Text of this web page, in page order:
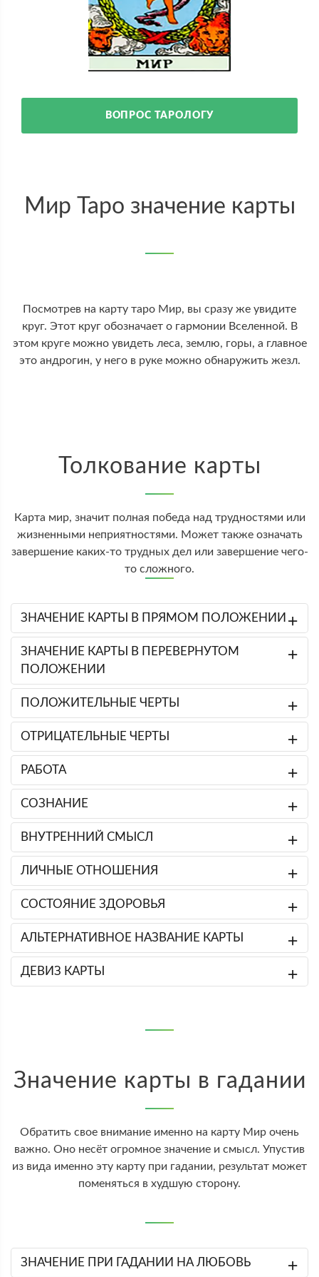
ВОПРОС ТАРОЛОГУ
Мир Таро значение карты
Посмотрев на карту таро Мир, вы сразу же увидите
круг. Этот круг обозначает о гармонии Вселенной. В
этом круге можно увидеть леса, землю, горы, а главное
это андрогин, у него в руке можно обнаружить жезл.
Толкование карты
Карта мир, значит полная победа над трудностями или
жизненными неприятностями. Может также означать
завершение каких-то трудных дел или завершение чего-
то сложного.
ЗНАЧЕНИЕ КАРТЫ В ПРЯМОМ ПОЛОЖЕНИИ
ЗНАЧЕНИЕ КАРТЫ В ПЕРЕВЕРНУТОМ
ПОЛОЖЕНИИ
ПОЛОЖИТЕЛЬНЫЕ ЧЕРТЫ
ОТРИЦАТЕЛЬНЫЕ ЧЕРТЫ
РАБОТА
СОЗНАНИЕ
ВНУТРЕННИЙ СМЫСЛ
ЛИЧНЫЕ ОТНОШЕНИЯ
СОСТОЯНИЕ ЗДОРОВЬЯ
АЛЬТЕРНАТИВНОЕ НАЗВАНИЕ КАРТЫ
ДЕВИЗ КАРТЫ
Значение карты в гадании
Обратить свое внимание именно на карту Мир очень
важно. Оно несёт огромное значение и смысл. Упустив
из вида именно эту карту при гадании, результат может
поменяться в худшую сторону.
ЗНАЧЕНИЕ ПРИ ГАДАНИИ НА ЛЮБОВЬ